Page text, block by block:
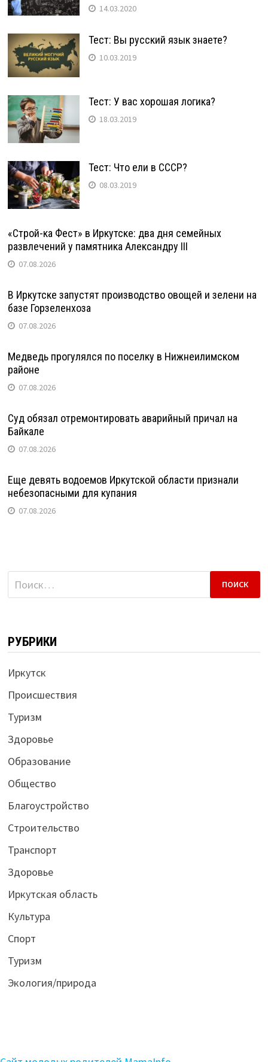
14.03.2020
Тест: Вы русский язык знаете?
10.03.2019
Тест: У вас хорошая логика?
18.03.2019
Тест: Что ели в СССР?
08.03.2019
«Строй-ка Фест» в Иркутске: два дня семейных
развлечений у памятника Александру III
07.08.2026
В Иркутске запустят производство овощей и зелени на
базе Горзеленхоза
07.08.2026
Медведь прогулялся по поселку в Нижнеилимском
районе
07.08.2026
Суд обязал отремонтировать аварийный причал на
Байкале
07.08.2026
Еще девять водоемов Иркутской области признали
небезопасными для купания
07.08.2026
Найти:
РУБРИКИ
Иркутск
Происшествия
Туризм
Здоровье
Образование
Общество
Благоустройство
Строительство
Транспорт
Здоровье
Иркутская область
Культура
Спорт
Туризм
Экология/природа